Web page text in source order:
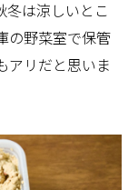
冬は涼しいとこ
の野菜室で保管
アリだと思いま